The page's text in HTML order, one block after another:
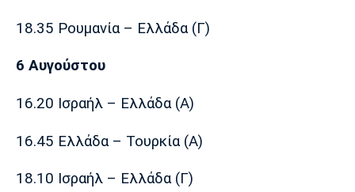
Ντόρτμουντ
Ζερμέν
Μονακό
Ερυθρός
18.35 Ρουμανία – Ελλάδα (Γ)
6 Αυγούστου
16.20 Ισραήλ – Ελλάδα (Α)
16.45 Ελλάδα – Τουρκία (Α)
18.10 Ισραήλ – Ελλάδα (Γ)